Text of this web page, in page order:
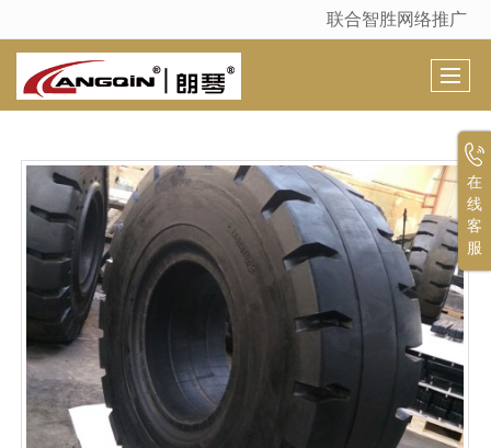
很遗憾，因您的浏览器版本过低导致无法获得最佳浏览体验，推荐下载安装谷歌浏览器！
联合智胜网络推广
在
线
客
服